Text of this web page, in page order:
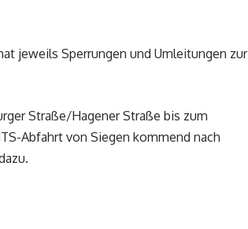
jeweils Sperrungen und Umleitungen zur
Straße/Hagener Straße bis zum
Abfahrt von Siegen kommend nach